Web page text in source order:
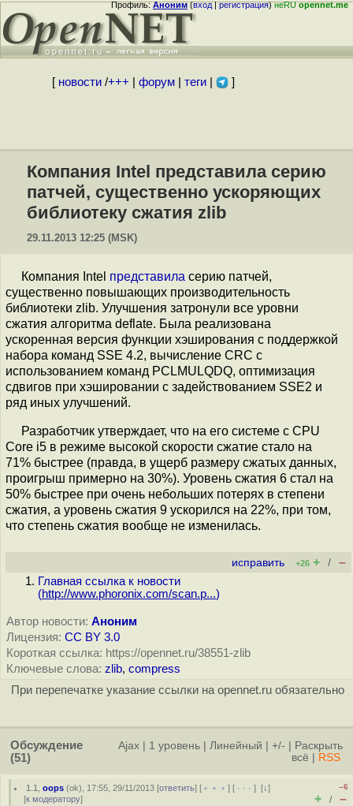
Профиль:Аноним(вход|регистрация)неRUopennet.me
[ новости/+++ форум| теги| ]
Компания Intel представила серию
патчей, существенно ускоряющих
библиотеку сжатия zlib
29.11.2013 12:25 (MSK)
Компания Intel представила серию патчей,
существенно повышающих производительность
библиотеки zlib. Улучшения затронули все уровни
сжатия алгоритма deflate. Была реализована
ускоренная версия функции хэширования с поддержкой
набора команд SSE 4.2, вычисление CRC с
использованием команд PCLMULQDQ, оптимизация
сдвигов при хэшировании с задействованием SSE2 и
ряд иных улучшений.
Разработчик утверждает, что на его системе с CPU
Core i5 в режиме высокой скорости сжатие стало на
71% быстрее (правда, в ущерб размеру сжатых данных,
проигрыш примерно на 30%). Уровень сжатия 6 стал на
50% быстрее при очень небольших потерях в степени
сжатия, а уровень сжатия 9 ускорился на 22%, при том,
что степень сжатия вообще не изменилась.
исправить +26 + / –
Главная ссылка к новости
(http://www.phoronix.com/scan.p...)
Автор новости: Аноним
Лицензия: CC BY 3.0
Короткая ссылка: https://opennet.ru/38551-zlib
Ключевые слова: zlib, compress
При перепечатке указание ссылки на opennet.ru обязательно
Обсуждение
(51)
Ajax 1 уровень Линейный +/-
Раскрыть
всё
RSS
1.1 ,oops (ok), 17:55, 29/11/2013 [ответить] [ ﹢﹢﹢] [ · · ·][↓]
[к модератору]
–6
+ / –